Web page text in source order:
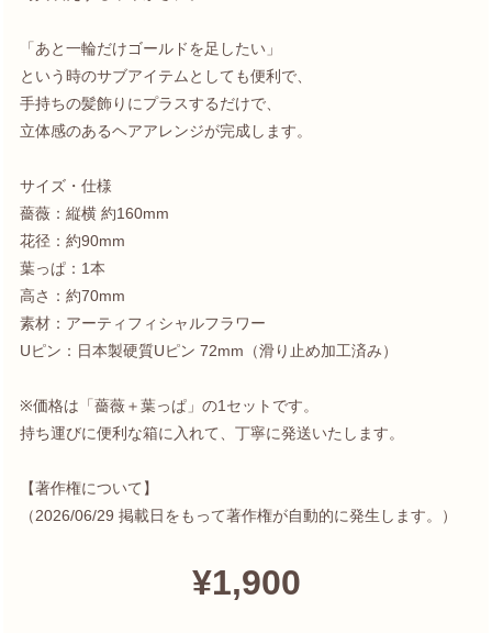
「あと一輪だけゴールドを足したい」
という時のサブアイテムとしても便利で、
手持ちの髪飾りにプラスするだけで、
立体感のあるヘアアレンジが完成します。
サイズ・仕様
薔薇：縦横 約160mm
花径：約90mm
葉っぱ：1本
高さ：約70mm
素材：アーティフィシャルフラワー
Uピン：日本製硬質Uピン 72mm（滑り止め加工済み）
※価格は「薔薇＋葉っぱ」の1セットです。
持ち運びに便利な箱に入れて、丁寧に発送いたします。
【著作権について】
（2026/06/29 掲載日をもって著作権が自動的に発生します。）
¥1,900